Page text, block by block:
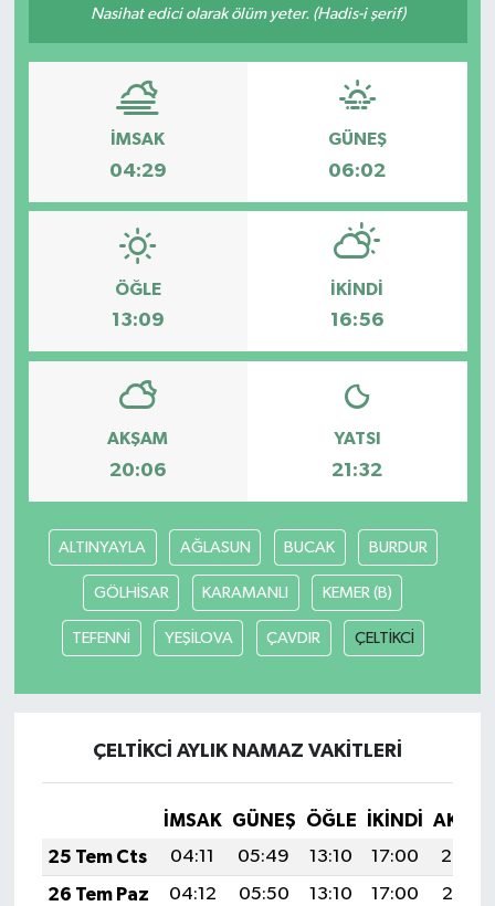
Nasihat edici olarak ölüm yeter. (Hadis-i şerif)
İMSAK
04:29
GÜNEŞ
06:02
ÖĞLE
13:09
İKINDI
16:56
AKŞAM
20:06
YATSI
21:32
ALTINYAYLA AĞLASUN BUCAK BURDUR
GÖLHİSAR KARAMANLI KEMER (B)
TEFENNİ YEŞİLOVA ÇAVDIR ÇELTİKCİ
ÇELTİKCİ AYLIK NAMAZ VAKITLERI
İMSAK GÜNEŞ ÖĞLE İKINDI
25 Tem Cts
04:11 05:49 13:10 17:00
20:20
26 Tem Paz
04:12 05:50 13:10 17:00
20:19